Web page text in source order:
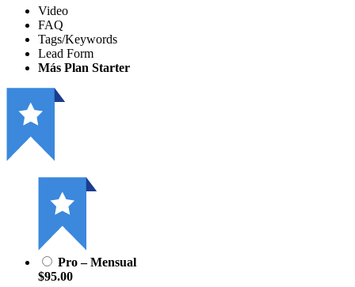
Video
FAQ
Tags/Keywords
Lead Form
Más Plan Starter
Pro – Mensual
$95.00